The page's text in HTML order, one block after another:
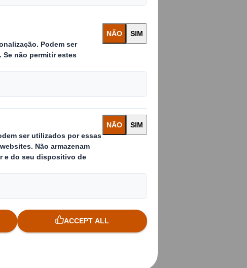
constante
de compra, com
roupas e acessórios
ascenderam a 700
contínua que
(1).
se estão a
mas também de